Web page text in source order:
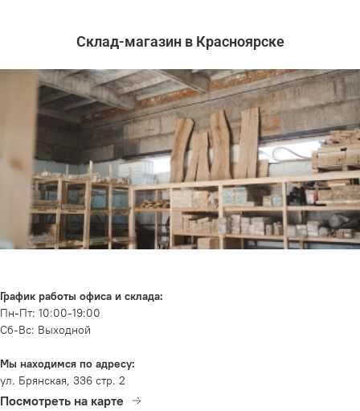
Склад-магазин в Красноярске
График работы офиса и склада:
Пн-Пт: 10:00-19:00
Сб-Вс: Выходной
Мы находимся по адресу:
ул. Брянская, 336 стр. 2
Посмотреть на карте